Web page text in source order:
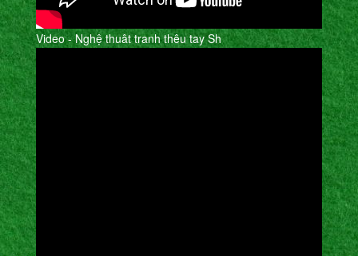
Video - Nghệ thuât tranh thêu tay Sh